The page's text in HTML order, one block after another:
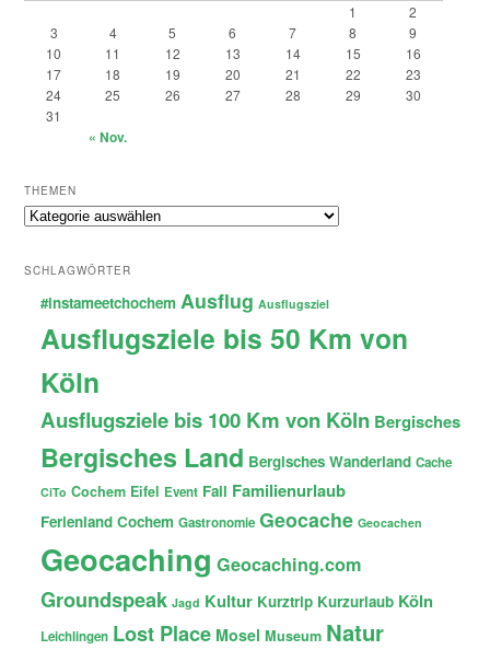
1
2
3
4 5 6 7 8
9
10
11 12 13 14 15
16
17
18 19 20 21 22
23
24
25 26 27 28 29
30
31
« Nov.
THEMEN
Themen
SCHLAGWÖRTER
#instameetchochem Ausflug Ausflugsziel
Ausflugsziele bis 50 Km von
Köln
Ausflugsziele bis 100 Km von Köln Bergisches
Bergisches Land Bergisches Wanderland Cache
CiTo Cochem Eifel Event Fail Familienurlaub
Ferienland Cochem Gastronomie Geocache Geocachen
Geocaching Geocaching.com
Groundspeak Jagd Kultur Kurztrip Kurzurlaub Köln
Leichlingen Lost Place Mosel Museum Natur